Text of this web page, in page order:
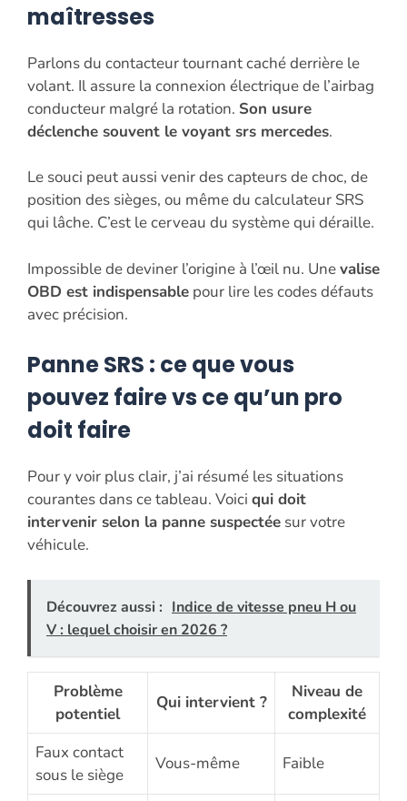
maîtresses
Parlons du contacteur tournant caché derrière le
volant. Il assure la connexion électrique de l’airbag
conducteur malgré la rotation. Son usure
déclenche souvent le voyant srs mercedes.
Le souci peut aussi venir des capteurs de choc, de
position des sièges, ou même du calculateur SRS
qui lâche. C’est le cerveau du système qui déraille.
Impossible de deviner l’origine à l’œil nu. Unevalise
OBD est indispensable pour lire les codes défauts
avec précision.
Panne SRS : ce que vous
pouvez faire vs ce qu’un pro
doit faire
Pour y voir plus clair, j’ai résumé les situations
courantes dans ce tableau. Voici qui doit
intervenir selon la panne suspectée sur votre
véhicule.
Découvrez aussi : Indice de vitesse pneu H ou
V : lequel choisir en 2026 ?
Problème
potentiel
Qui intervient ?
Niveau de
complexité
Faux contact
sous le siège
Vous-même Faible